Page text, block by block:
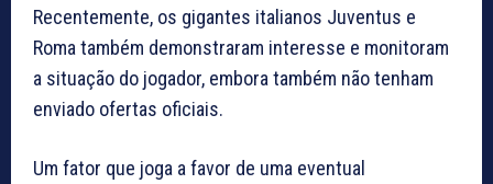
Recentemente, os gigantes italianos Juventus e
Roma também demonstraram interesse e monitoram
a situação do jogador, embora também não tenham
enviado ofertas oficiais.
Um fator que joga a favor de uma eventual